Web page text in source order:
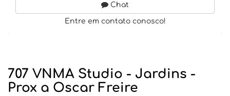
707 VNMA Studio - Jardins -
Prox a Oscar Freire
Chat
Entre em contato conosco!